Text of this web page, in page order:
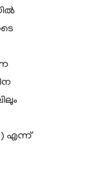
എന്ന്